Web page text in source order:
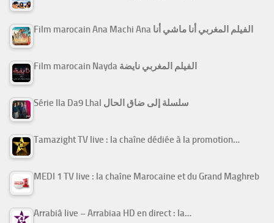
Film marocain Ana Machi Ana الفيلم المغربي أنا ماشي أنا
Film marocain Nayda الفيلم المغربي نايضة
Série Ila Da9 Lhal سلسلة إلى ضاق الحال
Tamazight TV live : la chaîne dédiée à la promotion…
MEDI 1 TV live : la chaîne Marocaine et du Grand Maghreb
Arrabiâ live – Arrabiaa HD en direct : la…